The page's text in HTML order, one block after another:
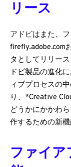
リース
アドビはまた、
firefly.adobe.com
タとしてリリー
ドビ製品の進化
ィブプロセスの
り、*Creative
どうかにかかわ
作するための新
ファイア